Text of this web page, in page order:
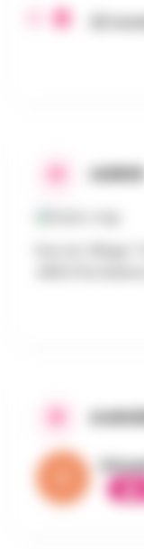
ADRES